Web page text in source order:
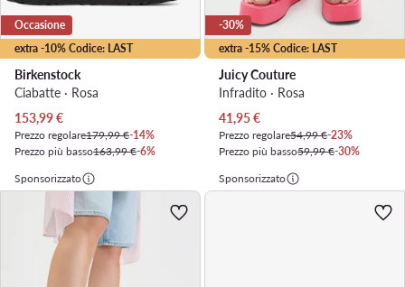
extra -10% Codice: LAST
Occasione
Birkenstock
Ciabatte · Rosa
Prezzo attuale
153,99€
Prezzo regolare179,99 €-14%
Prezzo più basso163,99 €-6%
extra -15% Codice: LAST
-30%
Juicy Couture
Infradito · Rosa
Prezzo attuale
41,95€
Prezzo regolare54,99 €-23%
Prezzo più basso59,99 €-30%
Sponsorizzato
Sponsorizzato